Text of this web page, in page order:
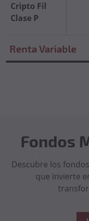
Cripto Fil
Clase P
Renta Variable
Fondos
Descubre los
que invierte